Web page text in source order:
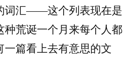
词汇——这个列表现在是
种荒诞一个月来每个人都
一篇看上去有意思的文